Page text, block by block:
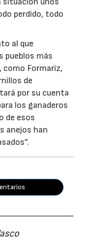
perdido, todo
al que
pueblos más
como Formariz,
de
por su cuenta
los ganaderos
de esos
anejos han